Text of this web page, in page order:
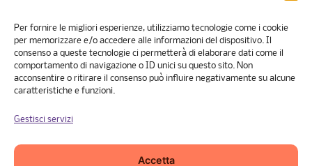
Per fornire le migliori esperienze, utilizziamo tecnologie come i cookie
per memorizzare e/o accedere alle informazioni del dispositivo. Il
consenso a queste tecnologie ci permetterà di elaborare dati come il
comportamento di navigazione o ID unici su questo sito. Non
acconsentire o ritirare il consenso può influire negativamente su alcune
caratteristiche e funzioni.
Gestisci servizi
Accetta
Banco Posta
PreviMedical
UniSalute